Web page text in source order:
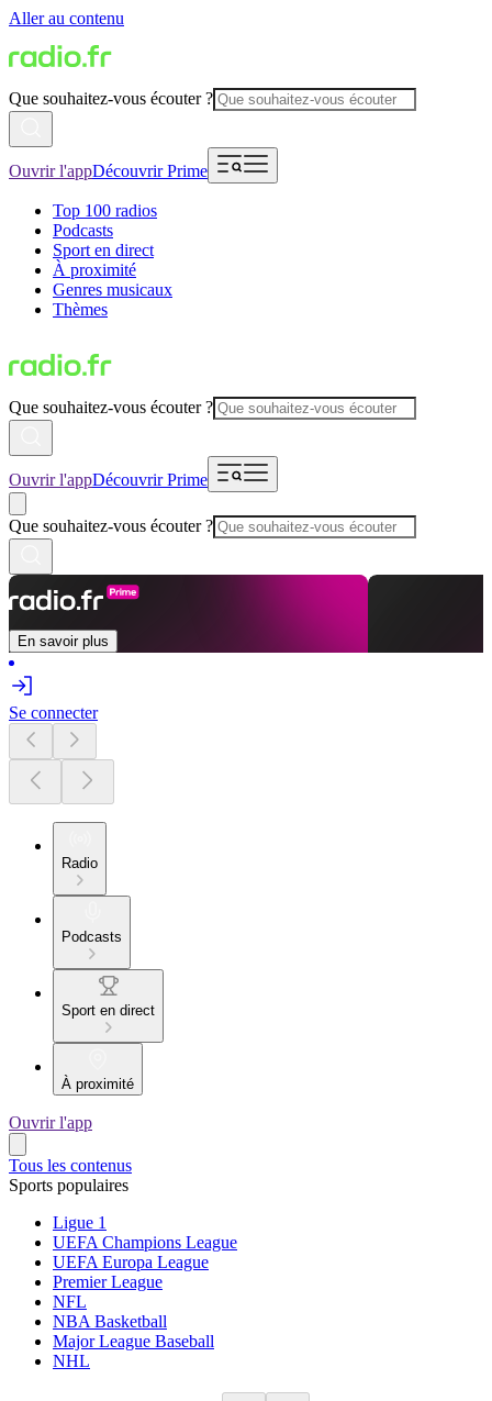
Aller au contenu
Que souhaitez-vous écouter ?
Ouvrir l'appDécouvrir Prime
Top 100 radios
Podcasts
Sport en direct
À proximité
Genres musicaux
Thèmes
Que souhaitez-vous écouter ?
Ouvrir l'appDécouvrir Prime
Que souhaitez-vous écouter ?
En savoir plus
Se connecter
Radio
Podcasts
Sport en direct
À proximité
Ouvrir l'app
Tous les contenus
Sports populaires
Ligue 1
UEFA Champions League
UEFA Europa League
Premier League
NFL
NBA Basketball
Major League Baseball
NHL